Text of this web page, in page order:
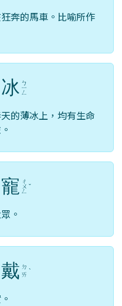
奔的馬車。比喻所作
冰 ㄅ
ㄧ
ㄥ
的薄冰上，均有生命
寵 ㄔ
ㄨ
ㄥ
ˇ
。
戴 ㄉ
ㄞ ˋ